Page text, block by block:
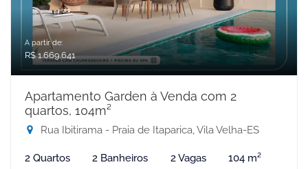
A partir de:
R$ 1.669.641
Apartamento Garden à Venda com 2
quartos, 104m²
Rua Ibitirama - Praia de Itaparica, Vila Velha-ES
2 Quartos 2 Banheiros 2 Vagas 104 m²